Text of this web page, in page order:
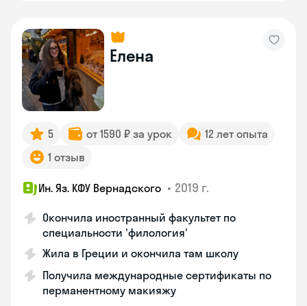
Елена
5 от 1590 ₽ за урок
12 лет опыта
1 отзыв
Ин. Яз. КФУ Вернадского • 2019 г.
Окончила иностранный факультет по
специальности 'филология'
Жила в Греции и окончила там школу
Получила международные сертификаты по
перманентному макияжу